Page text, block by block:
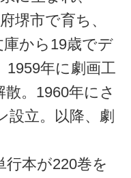
堺市で育ち、
庫から19歳でデ
1959年に劇画工
。1960年にさ
立。以降、劇
本が220巻を